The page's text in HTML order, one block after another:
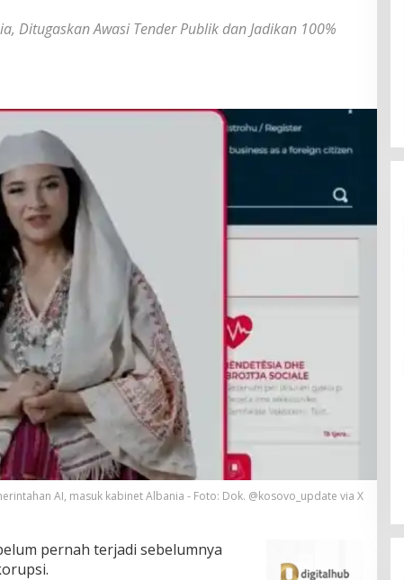
Ditugaskan Awasi Tender Publik dan Jadikan 100%
AI, masuk kabinet Albania - Foto: Dok. @kosovo_update via X
pernah terjadi sebelumnya